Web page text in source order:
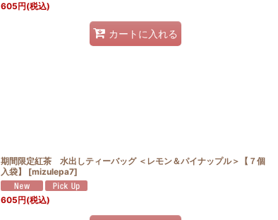
605円(税込)
カートに入れる
期間限定紅茶 水出しティーバッグ ＜レモン＆パイナップル＞【７個
入袋】
[mizulepa7]
605円(税込)